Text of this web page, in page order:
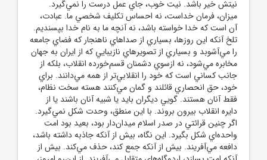
نيتش خير باشد. نيت خوب، جاي عمل درست را نمي‌گيرد.
ميزان، فرمان خداست، نه احساس تکليف شخصي ما. عبادت،
آن است که خدا خواسته باشد، نه آنچه ما به نام خدا بپسنديم.
تلخ آنکه اين روزها، بسياري از صداهاي ناهنجار که فضاي جامعه
را مي‌آشوبد و بسياري از تصويرهاي نازيبايي که از ايران به جهان
مخابره مي‌شود، نه ازسوي دشمنان قسم‌خورده انقلاب، بلکه از
جانب کساني است که خود را انقلابي‌تر از همه مي‌دانند. براي
خود، حق انحصاري قائلند و گمان مي‌کنند هسته سخت نظام،
فقط آنان‌ هستند. گويي ديگران بايد يا شبيه آنان باشند يا از
دايره انقلاب بيرون بروند. با اين منطق، وحدت شکل نمي‌گيرد.
اگر چنين قرائتي در صدر اسلام ميدان‌دار بود، بعيد بود امت
واحده‌اي شکل بگيرد. اين نگاه، بيش از آنکه جاذبه داشته باشد،
دافعه مي‌آفريند. بيش از آنکه جمع کند، حذف مي‌کند. بيش از